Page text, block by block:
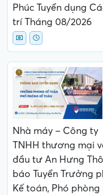
Phúc Tuyển dụng
trí Tháng 08/2026
Nhà máy – Công ty
TNHH thương mại
đầu tư An Hưng
báo Tuyển Trưởng
Kế toán, Phó phòng